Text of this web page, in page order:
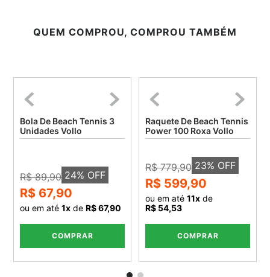
QUEM COMPROU, COMPROU TAMBÉM
Bola De Beach Tennis 3
Unidades Vollo
R$ 89,90 24% OFF
R$ 67,90
ou em até 1x de R$ 67,90
COMPRAR
Raquete De Beach Tennis
Power 100 Roxa Vollo
R$ 779,90 23% OFF
R$ 599,90
ou em até 11x de
R$ 54,53
COMPRAR